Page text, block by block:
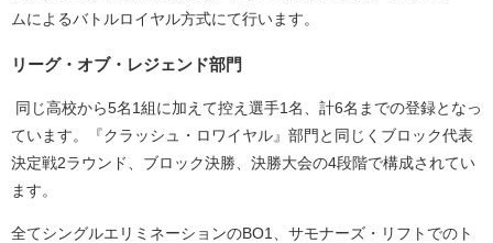
ムによるバトルロイヤル⽅式にて⾏います。
リーグ・オブ・レジェンド部門
同じ高校から5名1組に加えて控え選手1名、計6名までの登録となっ
ています。『クラッシュ・ロワイヤル』部門と同じくブロック代表
決定戦2ラウンド、ブロック決勝、決勝大会の4段階で構成されてい
ます。
全てシングルエリミネーションのBO1、サモナーズ・リフトでのト